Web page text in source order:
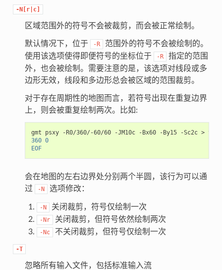
-N[r|c]
区域范围外的符号不会被裁剪，而会被正常绘制。
默认情况下，位于 -R
范围外的符号不会被绘制的。
使用该选项使得即便符号的坐标位于
-R
指定的范围
外，也会被绘制。需要注意的是，该选项对线段或多
边形无效，线段和多边形总会被区域的范围裁剪。
对于存在周期性的地图而言，若符号出现在重复边界
上，则会被重复绘制两次。比如:
gmt psxy -R0/360/-60/60 -JM10c -Bx60 -By15 -Sc2c >
360 0
EOF
会在地图的左右边界处分别两个半圆，该行为可以通
过
-N 选项修改：
-N 关闭裁剪，符号仅绘制一次
-Nr 关闭裁剪，但符号依然绘制两次
-Nc 不关闭裁剪，但符号仅绘制一次
-T
忽略所有输入文件，包括标准输入流